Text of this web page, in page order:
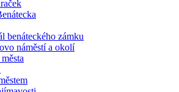
benáteckého zámku
náměstí a okolí